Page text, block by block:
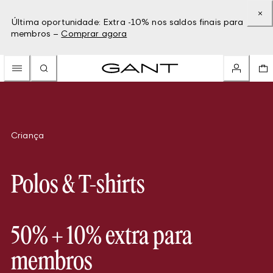
Última oportunidade: Extra -10% nos saldos finais para
membros – Comprar agora
Criança
Polos & T-shirts
50% + 10% extra para
membros